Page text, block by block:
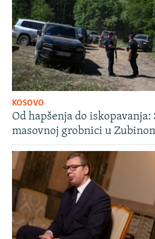
KOSOVO
Od hapšenja do iskopavanja:
masovnoj grobnici u